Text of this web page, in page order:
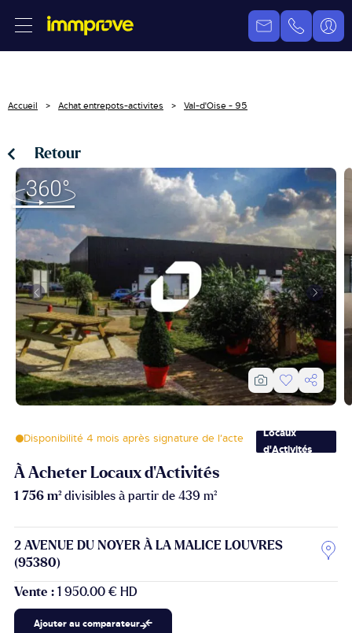
Accueil Achat entrepots-activites Val-d'Oise - 95
Retour
Disponibilité 4 mois après signature de l’acte
Locaux
d'Activités
À Acheter Locaux d'Activités
1 756 m²divisibles à partir de 439 m²
2 AVENUE DU NOYER À LA MALICE LOUVRES
(95380)
Vente : 1 950.00 € HD
Ajouter au comparateur